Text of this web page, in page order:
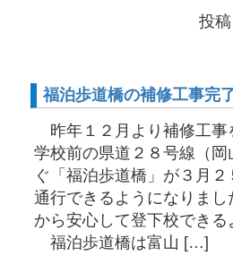
投
福泊歩道橋の補修工事完
昨年１２月より補修工事
学校前の県道２８号線（
ぐ「福泊歩道橋」が３月
通行できるようになりまし
から安心して登下校できる
福泊歩道橋は富山 […]